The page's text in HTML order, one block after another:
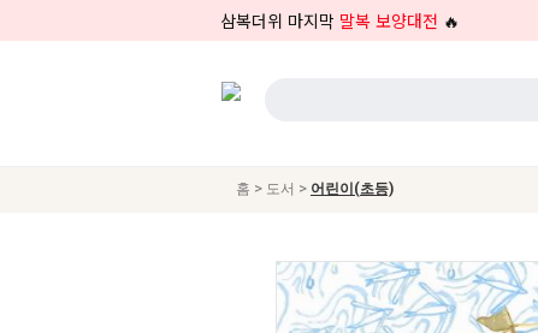
삼복더위 마지막 말복 보양대전 🔥
홈 > 도서 > 어린이(초등)